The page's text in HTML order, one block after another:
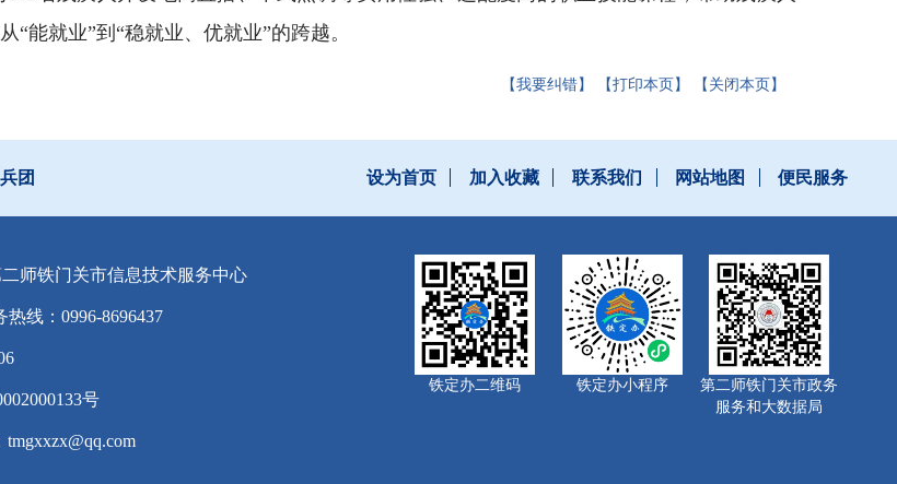
能就业”到“稳就业、优就业”的跨越。
【我要纠错】 【打印本页】 【关闭本页】
团 设为首页 加入收藏 联系我们 网站地图 便民服务
师铁门关市信息技术服务中心
热线：0996-8696437
号
铁定办二维码 铁定办小程序
第二师铁门关市政务
服务和大数据局